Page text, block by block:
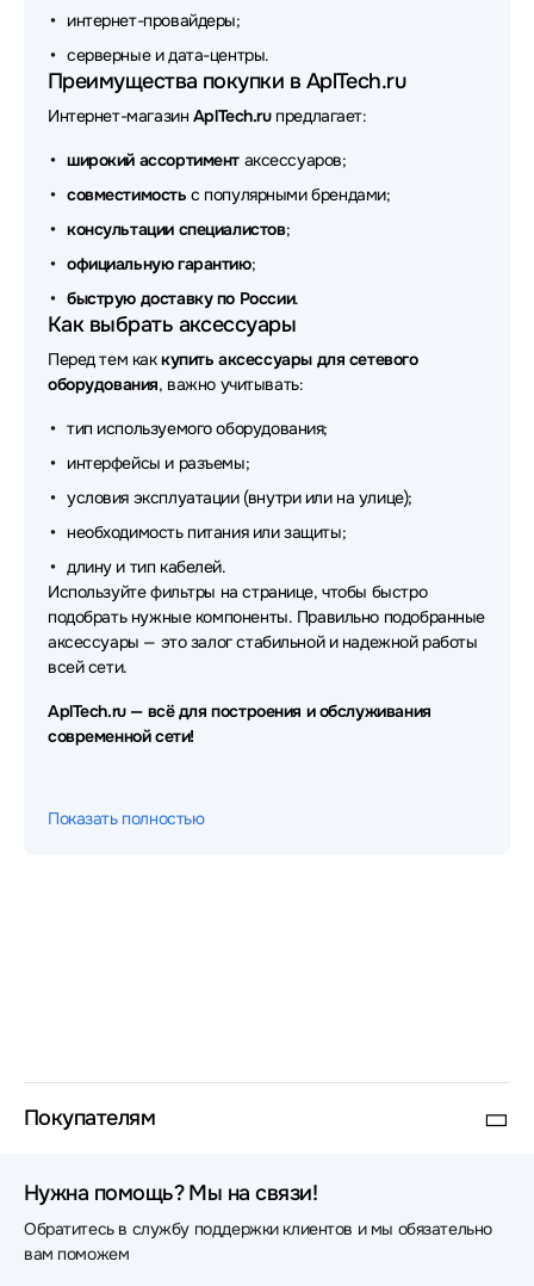
Аксессуары для сетевого оборудования Mean Well
Аксессуары для сетевого оборудования Fortinet
Аксессуары для сетевого оборудования 3М
Аксессуары для сетевого оборудования Silverstone
Аксессуары для сетевого оборудования MONSTER
Аксессуары для сетевого оборудования Areca
LANMASTER
Аксессуары для сетевого оборудования NADDOD
Аксессуары для сетевого оборудования Buro
Аксессуары для сетевого оборудования Intel
Аксессуары для сетевого оборудования Asus
Аксессуары для сетевого оборудования TELTONIKA
Аксессуары для сетевого оборудования Leadtek
Аксессуары для сетевого оборудования Mercusys
Аксессуары для сетевого оборудования Wi-Tek
Аксессуары для сетевого оборудования Impinj
Аксессуары для сетевого оборудования Eltex
Аксессуары для сетевого оборудования Legrand
Аксессуары для сетевого оборудования C3
интернет-провайдеры;
серверные и дата-центры.
Преимущества покупки в AplTech.ru
Интернет-магазин AplTech.ruпредлагает:
широкий ассортимент аксессуаров;
совместимость с популярными брендами;
консультации специалистов;
официальную гарантию;
быструю доставку по России.
Как выбрать аксессуары
Перед тем каккупить аксессуары для сетевого
оборудования, важно учитывать:
тип используемого оборудования;
интерфейсы и разъемы;
условия эксплуатации (внутри или на улице);
необходимость питания или защиты;
длину и тип кабелей.
Используйте фильтры на странице, чтобы быстро
подобрать нужные компоненты. Правильно подобранные
аксессуары — это залог стабильной и надежной работы
всей сети.
AplTech.ru — всё для построения и обслуживания
современной сети!
Показать полностью
Покупателям
Нужна помощь? Мы на связи!
Обратитесь в службу поддержки клиентов и мы обязательно
вам поможем